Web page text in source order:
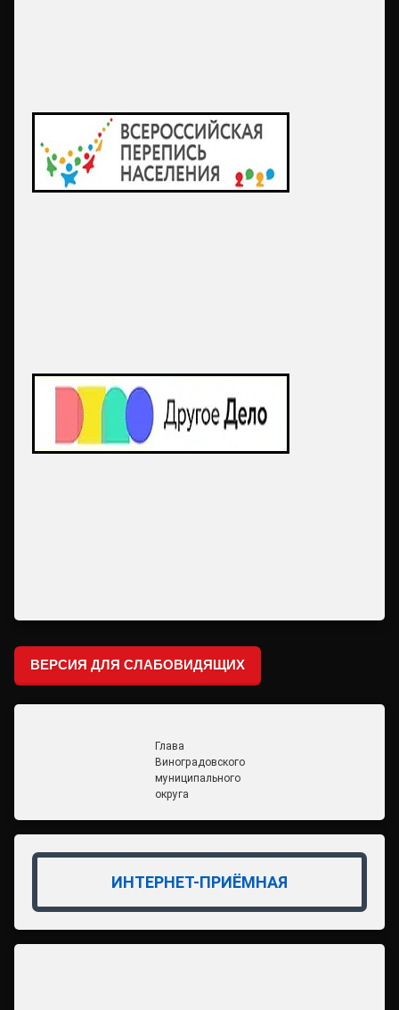
ВЕРСИЯ ДЛЯ СЛАБОВИДЯЩИХ
Глава
Виноградовского
муниципального
округа
ИНТЕРНЕТ-ПРИЁМНАЯ